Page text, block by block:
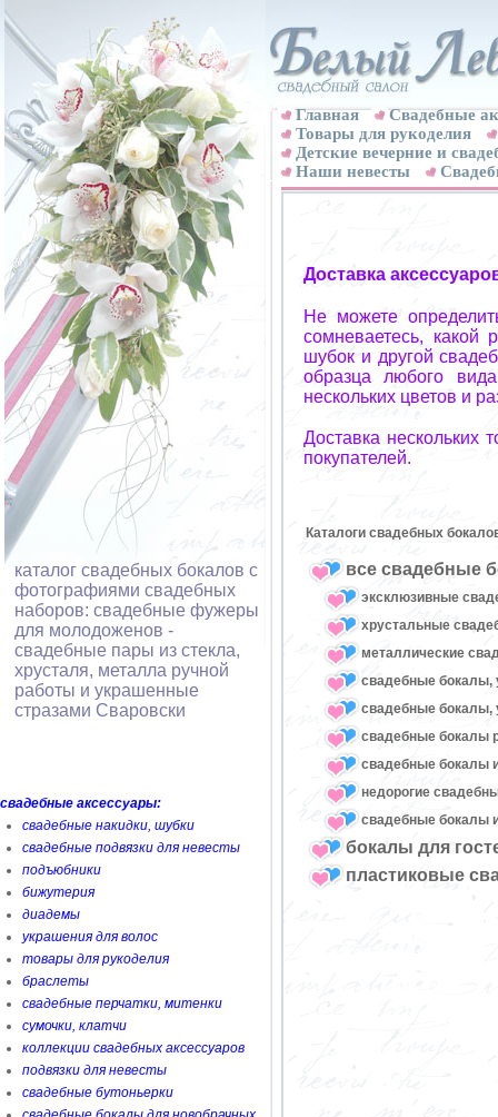
каталог свадебных бокалов с
фотографиями свадебных
наборов: свадебные фужеры
для молодоженов -
свадебные пары из стекла,
хрусталя, металла ручной
работы и украшенные
стразами Сваровски
свадебные аксессуары:
свадебные накидки, шубки
свадебные подвязки для невесты
подъюбники
бижутерия
диадемы
украшения для волос
товары для рукоделия
браслеты
свадебные перчатки, митенки
сумочки, клатчи
коллекции свадебных аксессуаров
подвязки для невесты
свадебные бутоньерки
Главная
Свадебные
Товары для рукоделия
Детские вечерние и
Наши невесты
Доставка
Не можете
сомневаетесь, какой
шубок и другой
образца любого
нескольких цветов и
Доставка нескольких
покупателей.
Каталоги свадебных
все свадебные
эксклюзивные
хрустальные
металлические
свадебные бокалы,
свадебные бокалы,
свадебные бокалы
свадебные бокалы
недорогие
свадебные бокалы
бокалы для
пластиковые